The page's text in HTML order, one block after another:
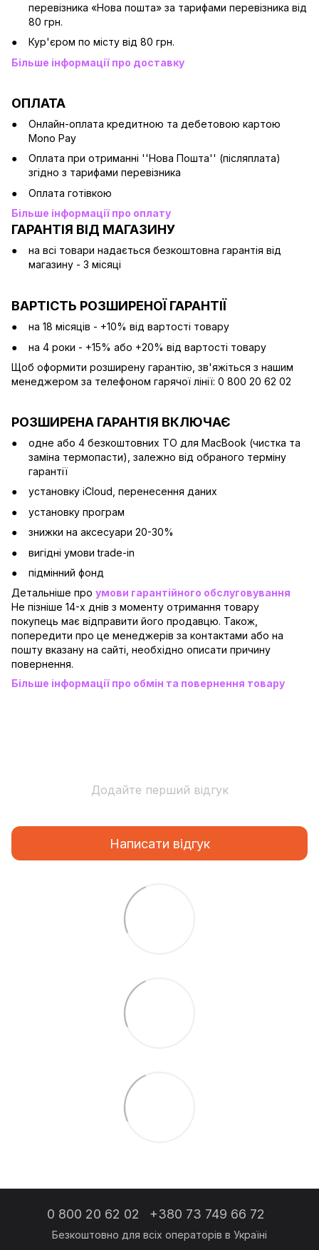
перевізника «Нова пошта» за тарифами перевізника від
80 грн.
Кур'єром по місту від 80 грн.
Більше інформації про доставку
ОПЛАТА
Онлайн-оплата кредитною та дебетовою картою
Mono Pay
Оплата при отриманні ''Нова Пошта'' (післяплата)
згідно з тарифами перевізника
Оплата готівкою
Більше інформації про оплату
ГАРАНТІЯ ВІД МАГАЗИНУ
на всі товари надається безкоштовна гарантія від
магазину - 3 місяці
ВАРТІСТЬ РОЗШИРЕНОЇ ГАРАНТІЇ
на 18 місяців - +10% від вартості товару
на 4 роки - +15% або +20% від вартості товару
Щоб оформити розширену гарантію, зв'яжіться з нашим
менеджером за телефоном гарячої лінії: 0 800 20 62 02
РОЗШИРЕНА ГАРАНТІЯ ВКЛЮЧАЄ
одне або 4 безкоштовних ТО для MacBook (чистка та
заміна термопасти), залежно від обраного терміну
гарантії
установку iCloud, перенесення даних
установку програм
знижки на аксесуари 20-30%
вигідні умови trade-in
підмінний фонд
Детальніше про умови гарантійного обслуговування
Не пізніше 14-х днів з моменту отримання товару
покупець має відправити його продавцю. Також,
попередити про це менеджерів за контактами або на
пошту вказану на сайті, необхідно описати причину
повернення.
Більше інформації про обмін та повернення товару
Додайте перший відгук
Написати відгук
0 800 20 62 02 +380 73 749 66 72